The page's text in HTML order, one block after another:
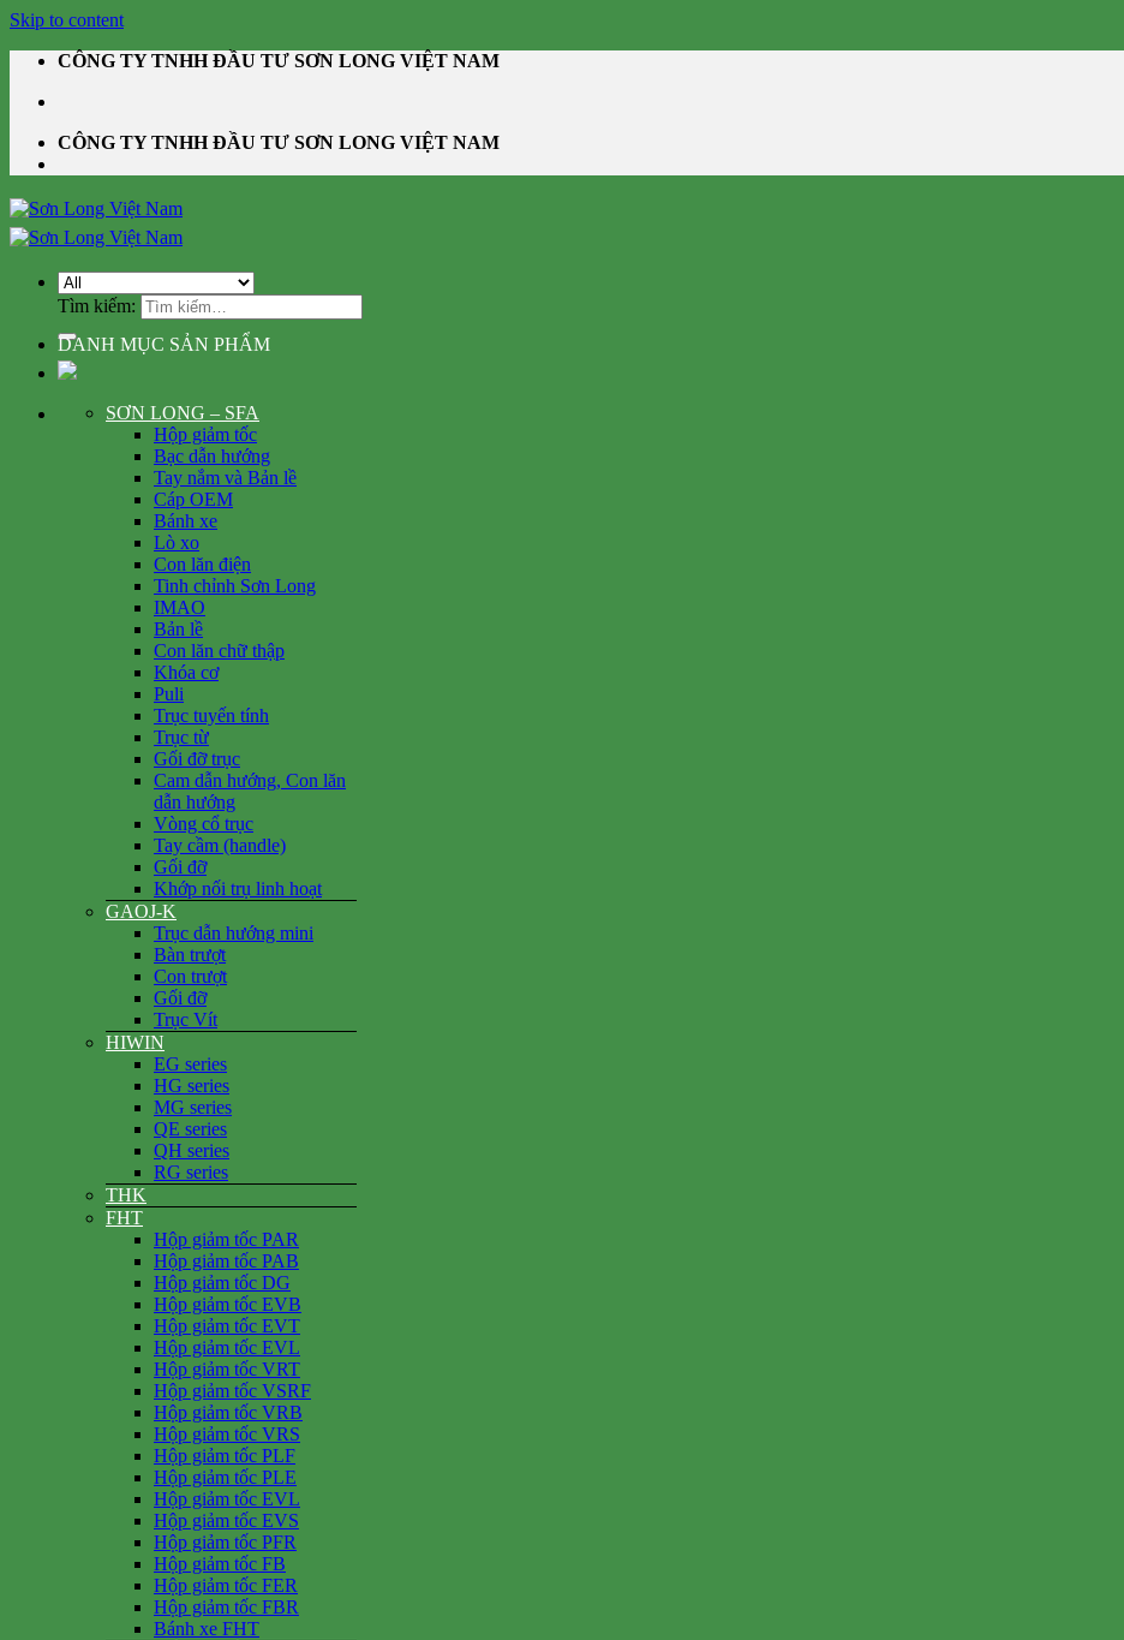
Skip to content
CÔNG TY TNHH ĐẦU TƯ SƠN LONG VIỆT NAM
CÔNG TY TNHH ĐẦU TƯ SƠN LONG VIỆT NAM
Tìm kiếm:
DANH MỤC SẢN PHẨM
SƠN LONG – SFA
Hộp giảm tốc
Bạc dẫn hướng
Tay nắm và Bản lề
Cáp OEM
Bánh xe
Lò xo
Con lăn điện
Tinh chỉnh Sơn Long
IMAO
Bản lề
Con lăn chữ thập
Khóa cơ
Puli
Trục tuyến tính
Trục từ
Gối đỡ trục
Cam dẫn hướng, Con lăn
dẫn hướng
Vòng cổ trục
Tay cầm (handle)
Gối đỡ
Khớp nối trụ linh hoạt
GAOJ-K
Trục dẫn hướng mini
Bàn trượt
Con trượt
Gối đỡ
Trục Vít
HIWIN
EG series
HG series
MG series
QE series
QH series
RG series
THK
FHT
Hộp giảm tốc PAR
Hộp giảm tốc PAB
Hộp giảm tốc DG
Hộp giảm tốc EVB
Hộp giảm tốc EVT
Hộp giảm tốc EVL
Hộp giảm tốc VRT
Hộp giảm tốc VSRF
Hộp giảm tốc VRB
Hộp giảm tốc VRS
Hộp giảm tốc PLF
Hộp giảm tốc PLE
Hộp giảm tốc EVL
Hộp giảm tốc EVS
Hộp giảm tốc PFR
Hộp giảm tốc FB
Hộp giảm tốc FER
Hộp giảm tốc FBR
Bánh xe FHT